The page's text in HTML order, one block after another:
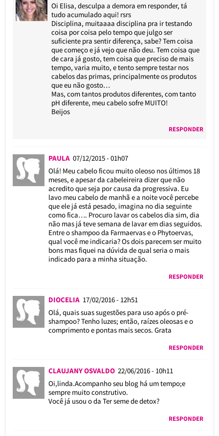
Oi Elisa, desculpa a demora em responder, tá
tudo acumulado aqui! rsrs
Disciplina, muitaaaa disciplina pra ir testando
coisa por coisa pelo tempo que julgo ser
suficiente pra sentir diferença, sabe? Tem coisa
que começo e já vejo que não deu. Tem coisa que
de cara já gosto, tem coisa que preciso de mais
tempo, varia muito, e tento sempre testar nos
cabelos das primas, principalmente os produtos
que eu não gosto…
Mas, com tantos produtos diferentes, com tanto
pH diferente, meu cabelo sofre MUITO!
Beijos
RESPONDER
PAULA 07/12/2015 - 01h07
Olá! Meu cabelo ficou muito oleoso nos últimos 18
meses, e apesar da cabeleireira dizer que não
acredito que seja por causa da progressiva. Eu
lavo meu cabelo de manhã e a noite você percebe
que ele já está pesado, imagina no dia seguinte
como fica…. Procuro lavar os cabelos dia sim, dia
não mas já teve semana de lavar em dias seguidos.
Entre o shampoo da Farmaervas e o Phytoervas,
qual você me indicaria? Os dois parecem ser muito
bons mas fiquei na dúvida de qual seria o mais
indicado para a minha situação.
RESPONDER
DIOCELIA 17/02/2016 - 12h51
Olá, quais suas sugestões para uso após o pré-
shampoo? Tenho luzes; então, raízes oleosas e o
comprimento e pontas mais secos. Grata
RESPONDER
CLAUJANY OSVALDO 22/06/2016 - 10h11
Oi,linda.Acompanho seu blog há um tempo;e
sempre muito construtivo.
Você já usou o da Ter seme de detox?
RESPONDER